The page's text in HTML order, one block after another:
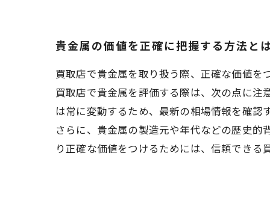
貴金属の価値を正確に把握する方法と
買取店で貴金属を取り扱う際、正確な価値を
買取店で貴金属を評価する際は、次の点に
は常に変動するため、最新の相場情報を確認
さらに、貴金属の製造元や年代などの歴史的
り正確な価値をつけるためには、信頼できる